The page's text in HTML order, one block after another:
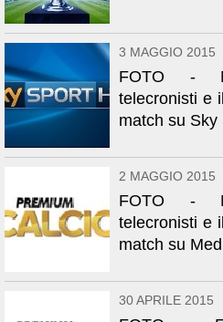
3 MAGGIO 2015
FOTO -
telecronisti e
match su Sky
2 MAGGIO 2015
FOTO -
telecronisti e
match su
30 APRILE 2015